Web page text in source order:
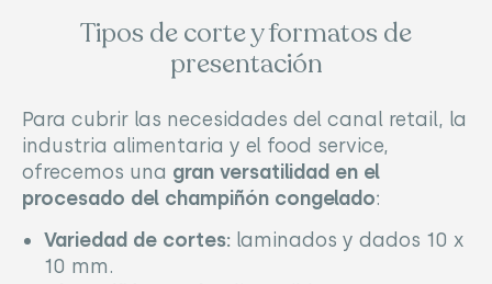
Tipos de corte y formatos de
presentación
Para cubrir las necesidades del canal retail, la
industria alimentaria y el food service,
ofrecemos una gran versatilidad en el
procesado del champiñón congelado:
Variedad de cortes: laminados y dados 10 x
10 mm.